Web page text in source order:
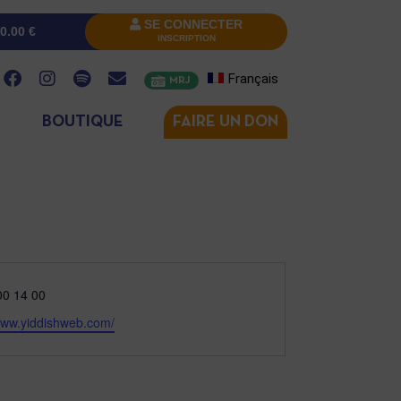
0.00 € SE CONNECTER
INSCRIPTION
MRJ Français
BOUTIQUE FAIRE UN DON
14 00